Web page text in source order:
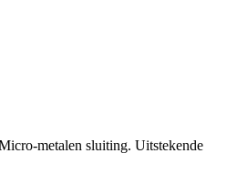
metalen sluiting. Uitstekende